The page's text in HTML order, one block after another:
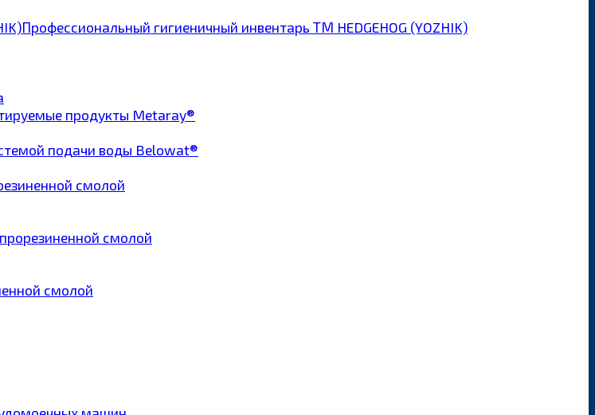
Профессиональный гигиеничный инвентарь ТМ HEDGEHOG (YOZHIK)
продукты Metaray®
подачи воды Belowat®
смолой
смолой
смолой